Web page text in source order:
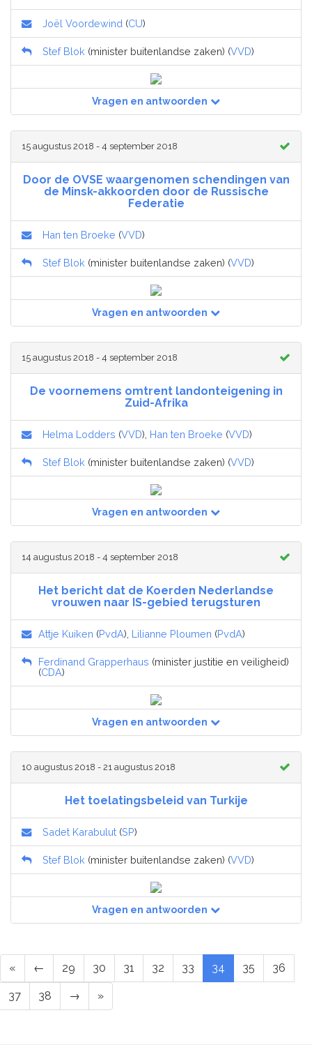
Joël Voordewind (CU)
Stef Blok (minister buitenlandse zaken) (VVD)
Vragen en antwoorden
15 augustus 2018 - 4 september 2018
Door de OVSE waargenomen schendingen van
de Minsk-akkoorden door de Russische
Federatie
Han ten Broeke (VVD)
Stef Blok (minister buitenlandse zaken) (VVD)
Vragen en antwoorden
15 augustus 2018 - 4 september 2018
De voornemens omtrent landonteigening in
Zuid-Afrika
Helma Lodders (VVD), Han ten Broeke (VVD)
Stef Blok (minister buitenlandse zaken) (VVD)
Vragen en antwoorden
14 augustus 2018 - 4 september 2018
Het bericht dat de Koerden Nederlandse
vrouwen naar IS-gebied terugsturen
Attje Kuiken (PvdA), Lilianne Ploumen (PvdA)
Ferdinand Grapperhaus (minister justitie en veiligheid)
(CDA)
Vragen en antwoorden
10 augustus 2018 - 21 augustus 2018
Het toelatingsbeleid van Turkije
Sadet Karabulut (SP)
Stef Blok (minister buitenlandse zaken) (VVD)
Vragen en antwoorden
« ← 29 30 31 32 33 34 35 36
37 38 → »